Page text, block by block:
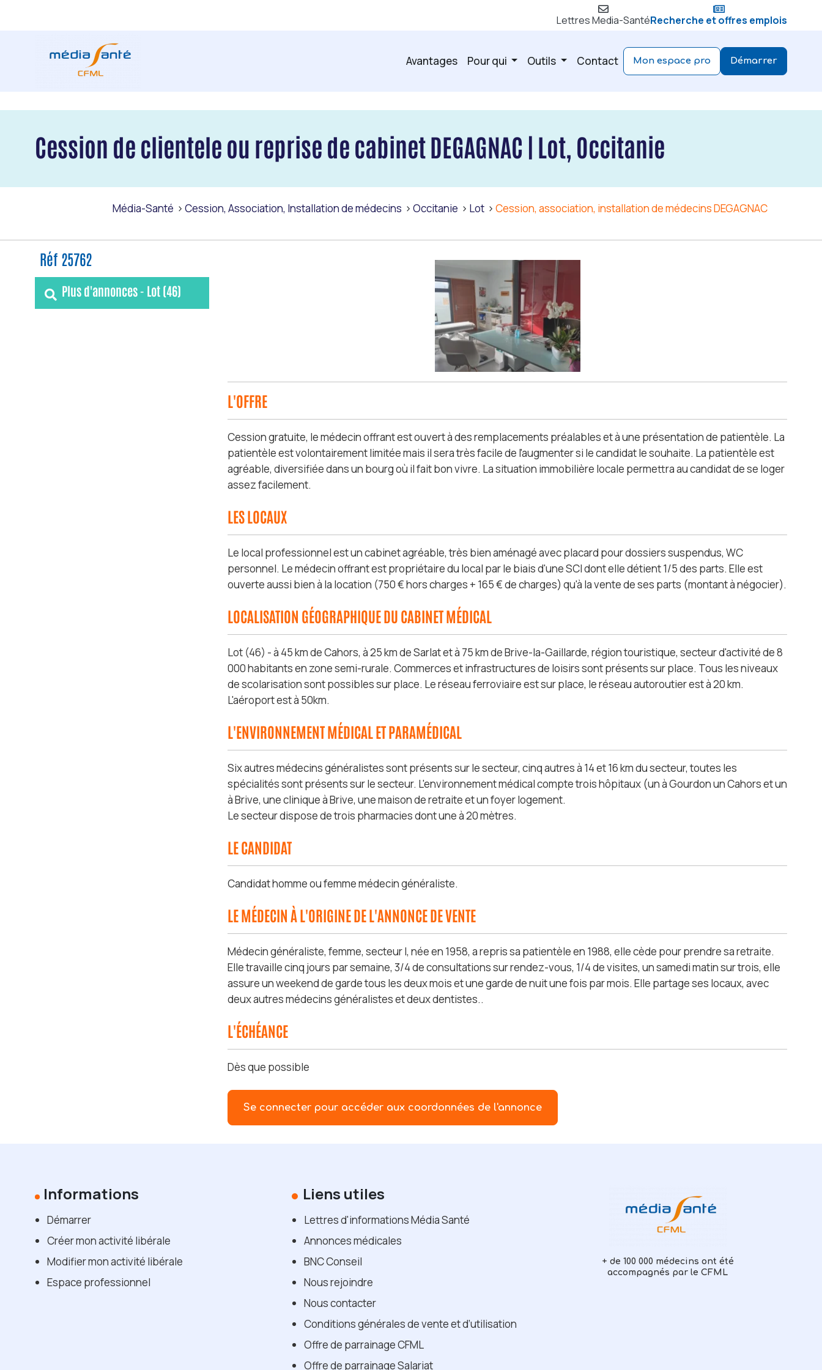
Lettres Media-SantéRecherche et offres emplois
Avantages Pour qui Outils Contact Démarrer
Mon espace pro
Cession de clientele ou reprise de cabinet DEGAGNAC | Lot, Occitanie
Média-Santé Cession, Association, Installation de médecins Occitanie Lot Cession, association, installation de médecins DEGAGNAC
Réf 25762
Plus d'annonces - Lot (46)
L'OFFRE
Cession gratuite, le médecin offrant est ouvert à des remplacements préalables et à une présentation de patientèle. La
patientèle est volontairement limitée mais il sera très facile de l'augmenter si le candidat le souhaite. La patientèle est
agréable, diversifiée dans un bourg où il fait bon vivre. La situation immobilière locale permettra au candidat de se loger
assez facilement.
LES LOCAUX
Le local professionnel est un cabinet agréable, très bien aménagé avec placard pour dossiers suspendus, WC
personnel. Le médecin offrant est propriétaire du local par le biais d'une SCI dont elle détient 1/5 des parts. Elle est
ouverte aussi bien à la location (750 € hors charges + 165 € de charges) qu'à la vente de ses parts (montant à négocier).
LOCALISATION GÉOGRAPHIQUE DU CABINET MÉDICAL
Lot (46) - à 45 km de Cahors, à 25 km de Sarlat et à 75 km de Brive-la-Gaillarde, région touristique, secteur d'activité de 8
000 habitants en zone semi-rurale. Commerces et infrastructures de loisirs sont présents sur place. Tous les niveaux
de scolarisation sont possibles sur place. Le réseau ferroviaire est sur place, le réseau autoroutier est à 20 km.
L'aéroport est à 50km.
L'ENVIRONNEMENT MÉDICAL ET PARAMÉDICAL
Six autres médecins généralistes sont présents sur le secteur, cinq autres à 14 et 16 km du secteur, toutes les
spécialités sont présents sur le secteur. L'environnement médical compte trois hôpitaux (un à Gourdon un Cahors et un
à Brive, une clinique à Brive, une maison de retraite et un foyer logement.
Le secteur dispose de trois pharmacies dont une à 20 mètres.
LE CANDIDAT
Candidat homme ou femme médecin généraliste.
LE MÉDECIN À L'ORIGINE DE L'ANNONCE DE VENTE
Médecin généraliste, femme, secteur I, née en 1958, a repris sa patientèle en 1988, elle cède pour prendre sa retraite.
Elle travaille cinq jours par semaine, 3/4 de consultations sur rendez-vous, 1/4 de visites, un samedi matin sur trois, elle
assure un weekend de garde tous les deux mois et une garde de nuit une fois par mois. Elle partage ses locaux, avec
deux autres médecins généralistes et deux dentistes..
L'ÉCHÉANCE
Dès que possible
Se connecter pour accéder aux coordonnées de l'annonce
Informations
Démarrer
Créer mon activité libérale
Modifier mon activité libérale
Espace professionnel
Liens utiles
Lettres d'informations Média Santé
Annonces médicales
BNC Conseil
Nous rejoindre
Nous contacter
Conditions générales de vente et d’utilisation
Offre de parrainage CFML
Offre de parrainage Salariat
+ de 100 000 médecins ont été
accompagnés par le CFML